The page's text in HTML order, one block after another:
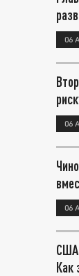
06
06
06
США
Как